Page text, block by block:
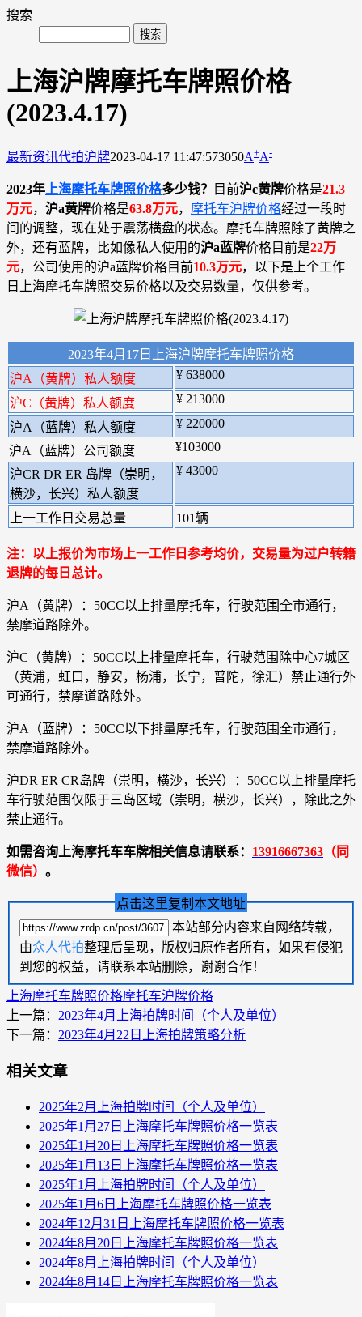
搜索
上海沪牌摩托车牌照价格
(2023.4.17)
最新资讯代拍沪牌2023-04-17 11:47:573050A+A-
2023年 上海摩托车牌照价格多少钱？ 目前沪c黄牌价格是21.3
万元， 沪a黄牌价格是63.8万元， 摩托车沪牌价格经过一段时
间的调整，现在处于震荡横盘的状态。摩托车牌照除了黄牌之
外，还有蓝牌，比如像私人使用的沪a蓝牌价格目前是22万
元，公司使用的沪a蓝牌价格目前10.3万元，以下是上个工作
日上海摩托车牌照交易价格以及交易数量，仅供参考。
2023年4月17日上海沪牌摩托车牌照价格
沪A（黄牌）私人额度
¥ 638000
沪C（黄牌）私人额度 ¥ 213000
沪A（蓝牌）私人额度
¥ 220000
沪A（蓝牌）公司额度
¥103000
沪CR DR ER 岛牌（崇明，
横沙，长兴）私人额度
¥ 43000
上一工作日交易总量 101辆
注：以上报价为市场上一工作日参考均价，交易量为过户转籍
退牌的每日总计。
沪A（黄牌）：50CC以上排量摩托车，行驶范围全市通行，
禁摩道路除外。
沪C（黄牌）：50CC以上排量摩托车，行驶范围除中心7城区
（黄浦，虹口，静安，杨浦，长宁，普陀，徐汇）禁止通行外
可通行，禁摩道路除外。
沪A（蓝牌）：50CC以下排量摩托车，行驶范围全市通行，
禁摩道路除外。
沪DR ER CR岛牌（崇明，横沙，长兴）：50CC以上排量摩托
车行驶范围仅限于三岛区域（崇明，横沙，长兴），除此之外
禁止通行。
如需咨询上海摩托车车牌相关信息请联系： 13916667363 （同
微信） 。
点击这里复制本文地址
本站部分内容来自网络转载，
由众人代拍整理后呈现，版权归原作者所有，如果有侵犯
到您的权益，请联系本站删除，谢谢合作！
上海摩托车牌照价格摩托车沪牌价格
上一篇： 2023年4月上海拍牌时间（个人及单位）
下一篇： 2023年4月22日上海拍牌策略分析
相关文章
2025年2月上海拍牌时间（个人及单位）
2025年1月27日上海摩托车牌照价格一览表
2025年1月20日上海摩托车牌照价格一览表
2025年1月13日上海摩托车牌照价格一览表
2025年1月上海拍牌时间（个人及单位）
2025年1月6日上海摩托车牌照价格一览表
2024年12月31日上海摩托车牌照价格一览表
2024年8月20日上海摩托车牌照价格一览表
2024年8月上海拍牌时间（个人及单位）
2024年8月14日上海摩托车牌照价格一览表